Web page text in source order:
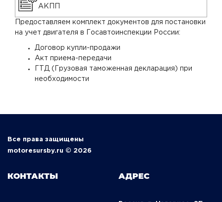
АКПП
Предоставляем комплект документов для постановки
на учет двигателя в Госавтоинспекции России:
Договор купли-продажи
Акт приема-передачи
ГТД (Грузовая таможенная декларация) при
необходимости
Все права защищены
motoresursby.ru © 2026
КОНТАКТЫ АДРЕС